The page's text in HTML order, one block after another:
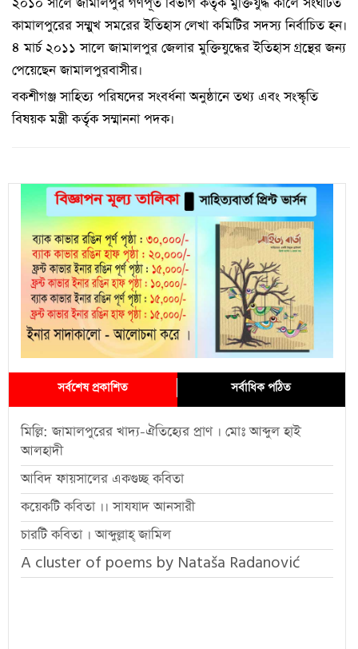
২০১০ সালে জামালপুর গণপূর্ত বিভাগ কর্তৃক মুক্তিযুদ্ধ কালে সংঘটিত
কামালপুরের সম্মুখ সমরের ইতিহাস লেখা কমিটির সদস্য নির্বাচিত হন।
৪ মার্চ ২০১১ সালে জামালপুর জেলার মুক্তিযুদ্ধের ইতিহাস গ্রন্থের জন্য
পেয়েছেন জামালপুরবাসীর।
বকশীগঞ্জ সাহিত্য পরিষদের সংবর্ধনা অনুষ্ঠানে তথ্য এবং সংস্কৃতি
বিষয়ক মন্ত্রী কর্তৃক সম্মাননা পদক।
সর্বশেষ প্রকাশিত সর্বাধিক পঠিত
মিল্লি: জামালপুরের খাদ্য-ঐতিহ্যের প্রাণ । মোঃ আব্দুল হাই
আলহাদী
আবিদ ফায়সালের একগুচ্ছ কবিতা
কয়েকটি কবিতা ।। সাযযাদ আনসারী
চারটি কবিতা । আব্দুল্লাহ্ জামিল
A cluster of poems by Nataša Radanović